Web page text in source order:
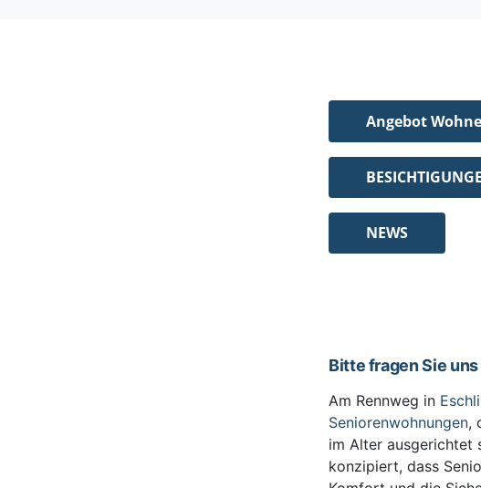
Angebot
NEWS
Bitte fragen Sie
Am Rennweg in
Seniorenwohnungen,
im Alter ausgerichtet
konzipiert, dass